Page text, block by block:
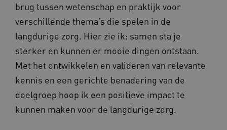
brug tussen wetenschap en praktijk voor
verschillende thema’s die spelen in de
langdurige zorg. Hier zie ik: samen sta je
sterker en kunnen er mooie dingen ontstaan.
Met het ontwikkelen en valideren van relevante
kennis en een gerichte benadering van de
doelgroep hoop ik een positieve impact te
kunnen maken voor de langdurige zorg.